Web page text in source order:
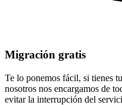
Migración gratis
Te lo ponemos fácil, si tienes
nosotros nos encargamos de
evitar la interrupción del